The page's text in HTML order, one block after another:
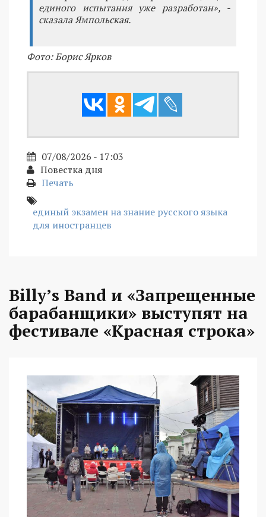
единого испытания уже разработан», -
сказала Ямпольская.
Фото: Борис Ярков
07/08/2026 - 17:03
Повестка дня
Печать
единый экзамен на знание русского языка
для иностранцев
Billy’s Band и «Запрещенные
барабанщики» выступят на
фестивале «Красная строка»